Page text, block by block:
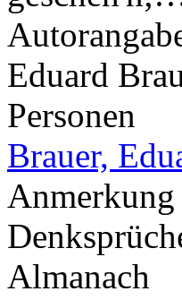
Eduard
Personen
Brauer,
Anmerkung
Almanach